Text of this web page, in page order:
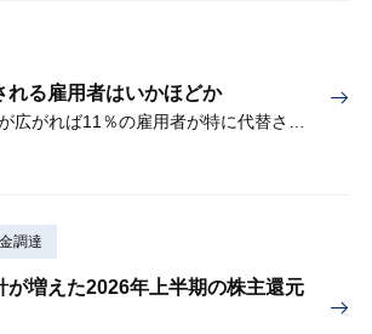
れる雇用者はいかほどか
調達
が増えた2026年上半期の株主還元